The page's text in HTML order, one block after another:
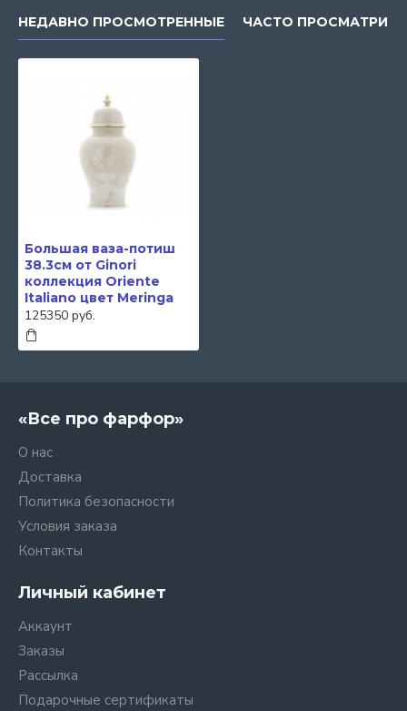
НЕДАВНО ПРОСМОТРЕННЫЕ ЧАСТО
Большая ваза-потиш
38.3см от Ginori
коллекция Oriente
Italiano цвет Meringa
125350 руб.
«Все про фарфор»
О нас
Доставка
Политика безопасности
Условия заказа
Контакты
Личный кабинет
Аккаунт
Заказы
Рассылка
Подарочные сертификаты